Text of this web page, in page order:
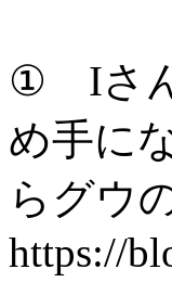
① Iさん
め手に
らグウ
https://